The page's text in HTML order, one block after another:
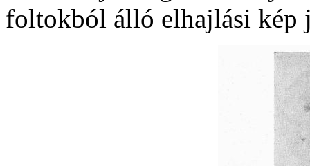
foltokból álló elhajlási